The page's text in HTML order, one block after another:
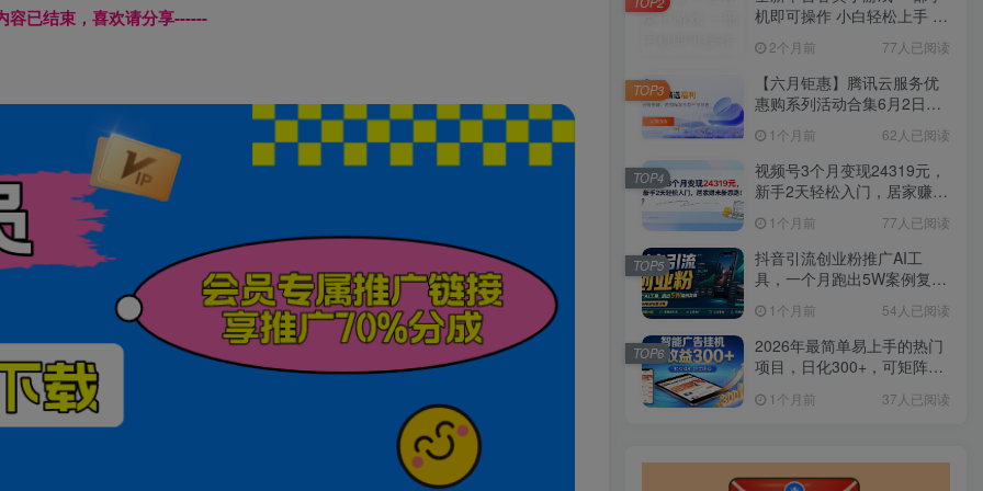
容已结束，喜欢请分享------
机即可操作 小白轻松上手 长
2个月前 77人已阅读
【六月钜惠】腾讯云服务优
惠购系列活动合集6月2日更
1个月前 62人已阅读
TOP3
视频号3个月变现24319元，
新手2天轻松入门，居家赚米
1个月前 77人已阅读
TOP4
抖音引流创业粉推广AI工
具，一个月跑出5W案例复
1个月前 54人已阅读
TOP5
2026年最简单易上手的热门
项目，日化300+，可矩阵操
1个月前 37人已阅读
TOP6